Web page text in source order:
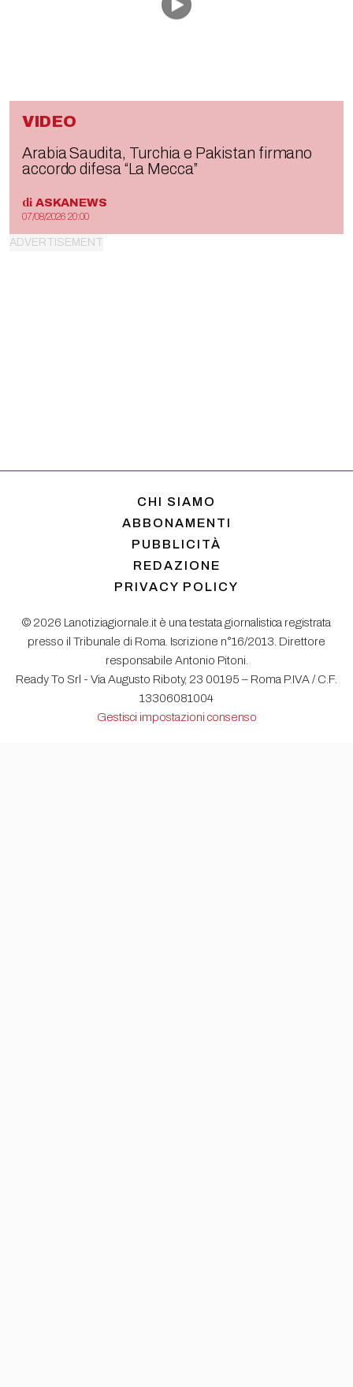
VIDEO
Arabia Saudita, Turchia e Pakistan firmano
accordo difesa “La Mecca”
di ASKANEWS
07/08/2026 20:00
CHI SIAMO
ABBONAMENTI
PUBBLICITÀ
REDAZIONE
PRIVACY POLICY
© 2026 Lanotiziagiornale.it è una testata giornalistica registrata
presso il Tribunale di Roma. Iscrizione n°16/2013. Direttore
responsabile Antonio Pitoni.
Ready To Srl - Via Augusto Riboty, 23 00195 – Roma P.IVA / C.F.
13306081004
Gestisci impostazioni consenso